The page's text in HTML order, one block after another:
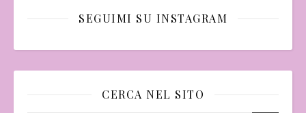
SEGUIMI SU INSTAGRAM
CERCA NEL SITO